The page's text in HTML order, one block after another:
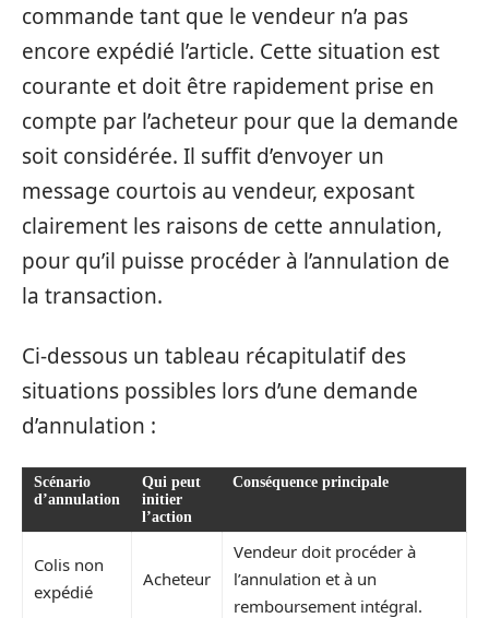
commande tant que le vendeur n’a pas
encore expédié l’article. Cette situation est
courante et doit être rapidement prise en
compte par l’acheteur pour que la demande
soit considérée. Il suffit d’envoyer un
message courtois au vendeur, exposant
clairement les raisons de cette annulation,
pour qu’il puisse procéder à l’annulation de
la transaction.
Ci-dessous un tableau récapitulatif des
situations possibles lors d’une demande
d’annulation :
Scénario
d’annulation
Qui peut
initier
l’action
Conséquence principale
Colis non
expédié
Acheteur
Vendeur doit procéder à
l’annulation et à un
remboursement intégral.